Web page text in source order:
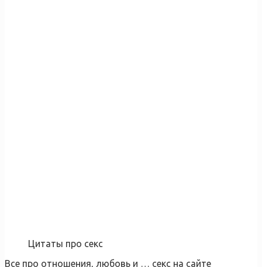
Цитаты про секс
Все про отношения, любовь и … секс на сайте